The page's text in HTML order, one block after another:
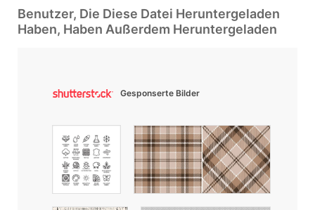
Benutzer, Die Diese Datei Heruntergeladen
Haben, Haben Außerdem Heruntergeladen
Gesponserte Bilder